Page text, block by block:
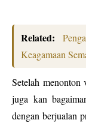
Related:
Keagamaan
Setelah
juga kan
dengan berjualan